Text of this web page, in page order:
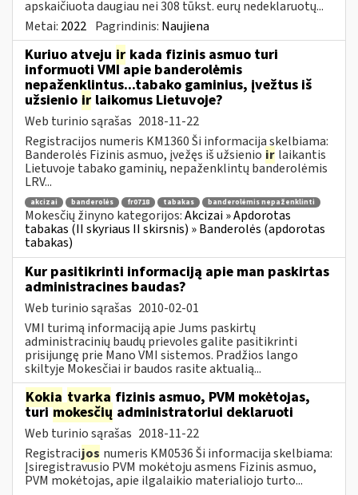
apskaičiuota daugiau nei 308 tūkst. eurų nedeklaruotų...
Metai: 2022 Pagrindinis: Naujiena
Kuriuo atveju ir kada fizinis asmuo turi
informuoti VMI apie banderolėmis
nepaženklintus...tabako gaminius, įvežtus iš
užsienio ir laikomus Lietuvoje?
Web turinio sąrašas 2018-11-22
Registracijos numeris KM1360 Ši informacija skelbiama:
Banderolės Fizinis asmuo, įvežęs iš užsienio ir laikantis
Lietuvoje tabako gaminių, nepaženklintų banderolėmis
LRV...
akcizai banderolės fr0718 tabakas banderolėmis nepaženklinti
Mokesčių žinyno kategorijos:Akcizai » Apdorotas
tabakas (II skyriaus II skirsnis) » Banderolės (apdorotas
tabakas)
Kur pasitikrinti informaciją apie man paskirtas
administracines baudas?
Web turinio sąrašas 2010-02-01
VMI turimą informaciją apie Jums paskirtų
administracinių baudų prievoles galite pasitikrinti
prisijungę prie Mano VMI sistemos. Pradžios lango
skiltyje Mokesčiai ir baudos rasite aktualią...
Kokia tvarka fizinis asmuo, PVM mokėtojas,
turimokesčių administratoriui deklaruoti
Web turinio sąrašas 2018-11-22
Registracijos numeris KM0536 Ši informacija skelbiama:
Įsiregistravusio PVM mokėtoju asmens Fizinis asmuo,
PVM mokėtojas, apie ilgalaikio materialiojo turto...